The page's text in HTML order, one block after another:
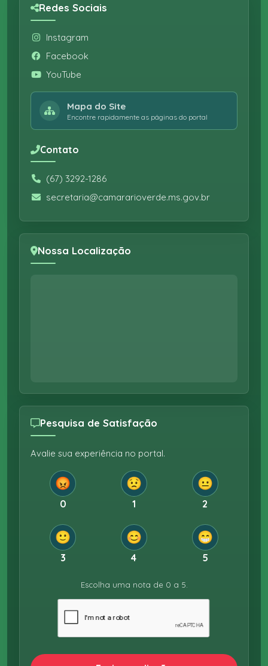
Redes Sociais
Instagram
Facebook
YouTube
Mapa do Site
Encontre rapidamente as páginas do portal
Contato
(67) 3292-1286
secretaria@camararioverde.ms.gov.br
Nossa Localização
Pesquisa de Satisfação
Avalie sua experiência no portal.
😡
0
😟
1
😐
2
🙂
3
😊
4
😁
5
Escolha uma nota de 0 a 5.